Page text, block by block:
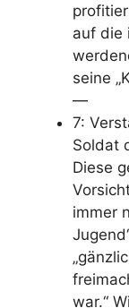
auf die
seine
—
7:
Soldat
Diese
immer
war.“